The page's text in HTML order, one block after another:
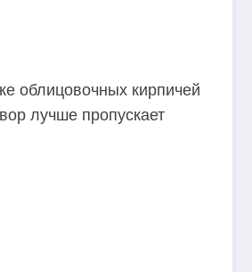
облицовочных кирпичей
лучше пропускает